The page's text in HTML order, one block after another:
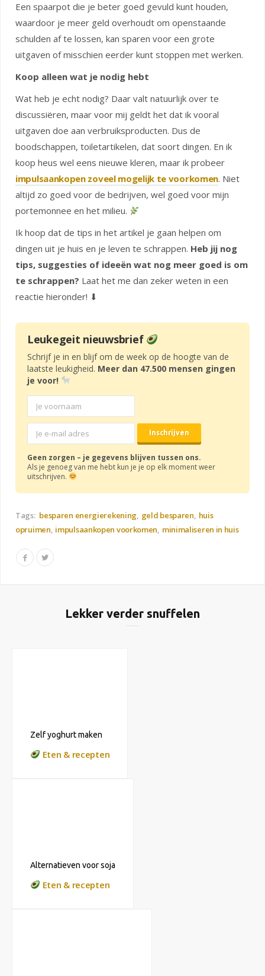
Een spaarpot die je beter goed gevuld kunt houden,
waardoor je meer geld overhoudt om openstaande
schulden af te lossen, kan sparen voor een grote
uitgaven of misschien eerder kunt stoppen met werken.
Koop alleen wat je nodig hebt
Wat heb je echt nodig? Daar valt natuurlijk over te
discussiëren, maar voor mij geldt het dat ik vooral
uitgaven doe aan verbruiksproducten. Dus de
boodschappen, toiletartikelen, dat soort dingen. En ik
koop heus wel eens nieuwe kleren, maar ik probeer
impulsaankopen zoveel mogelijk te voorkomen. Niet
altijd zo goed voor de bedrijven, wel goed voor mijn
portemonnee en het milieu.
Ik hoop dat de tips in het artikel je gaan helpen om
dingen uit je huis en je leven te schrappen. Heb jij nog
tips, suggesties of ideeën wat nog meer goed is om
te schrappen? Laat het me dan zeker weten in een
reactie hieronder! ⬇
Leukegeit nieuwsbrief
Schrijf je in en blijf om de week op de hoogte van de
laatste leukigheid. Meer dan 47.500 mensen gingen
je voor!
Geen zorgen – je gegevens blijven tussen ons.
Als je genoeg van me hebt kun je je op elk moment weer
uitschrijven.
Tags: besparen energierekening geld besparen huis
opruimen impulsaankopen voorkomen minimaliseren in huis
Lekker verder snuffelen
Zelf yoghurt maken
Eten & recepten
Alternatieven voor soja
Eten & recepten